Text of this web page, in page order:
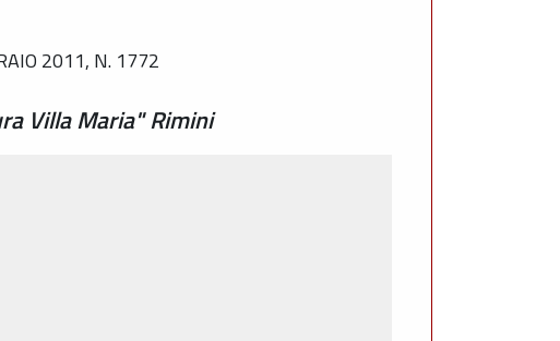
2011, N. 1772
Villa Maria" Rimini